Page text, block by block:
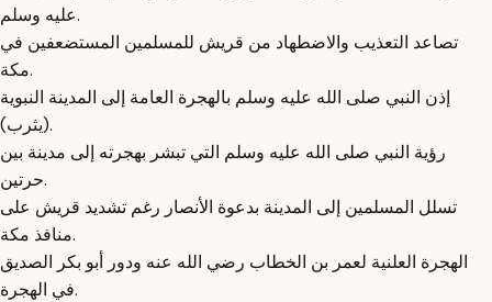
عليه وسلم.
تصاعد التعذيب والاضطهاد من قريش للمسلمين المستضعفين في
مكة.
إذن النبي صلى الله عليه وسلم بالهجرة العامة إلى المدينة النبوية
(يثرب).
رؤية النبي صلى الله عليه وسلم التي تبشر بهجرته إلى مدينة بين
حرتين.
تسلل المسلمين إلى المدينة بدعوة الأنصار رغم تشديد قريش على
منافذ مكة.
الهجرة العلنية لعمر بن الخطاب رضي الله عنه ودور أبو بكر الصديق
في الهجرة.